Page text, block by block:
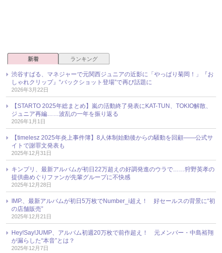
新着 ランキング
渋谷すばる、マネジャーで元関西ジュニアの近影に「やっぱり菊岡！」『お
しゃれクリップ』“バックショット登場”で再び話題に
2026年3月22日
【STARTO 2025年総まとめ】嵐の活動終了発表にKAT-TUN、TOKIO解散、
ジュニア再編……波乱の一年を振り返る
2026年1月1日
【timelesz 2025年炎上事件簿】8人体制始動後からの騒動を回顧――公式サ
イトで謝罪文発表も
2025年12月31日
キンプリ、最新アルバムが初日22万超えの好調発進のウラで……狩野英孝の
提供曲めぐりファンが先輩グループに不快感
2025年12月28日
IMP.、最新アルバムが初日5万枚でNumber_i超え！ 好セールスの背景に“初
の店舗販売”
2025年12月21日
Hey!Say!JUMP、アルバム初週20万枚で前作超え！ 元メンバー・中島裕翔
が漏らした“本音”とは？
2025年12月7日